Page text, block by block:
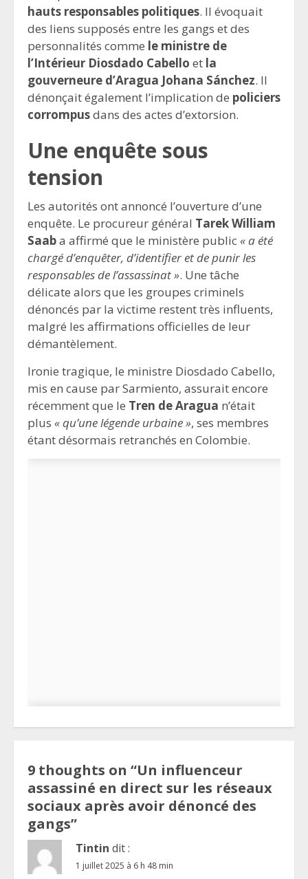
hauts responsables politiques. Il évoquait
des liens supposés entre les gangs et des
personnalités comme le ministre de
l’Intérieur Diosdado Cabello et la
gouverneure d’Aragua Johana Sánchez. Il
dénonçait également l’implication de policiers
corrompusdans des actes d’extorsion.
Une enquête sous
tension
Les autorités ont annoncé l’ouverture d’une
enquête. Le procureur général Tarek William
Saaba affirmé que le ministère public« a été
chargé d’enquêter, d’identifier et de punir les
responsables de l’assassinat ». Une tâche
délicate alors que les groupes criminels
dénoncés par la victime restent très influents,
malgré les affirmations officielles de leur
démantèlement.
Ironie tragique, le ministre Diosdado Cabello,
mis en cause par Sarmiento, assurait encore
récemment que le Tren de Aragua n’était
plus « qu’une légende urbaine », ses membres
étant désormais retranchés en Colombie.
9 thoughts on “Un influenceur
assassiné en direct sur les réseaux
sociaux après avoir dénoncé des
gangs”
Tintin dit :
1 juillet 2025 à 6 h 48 min